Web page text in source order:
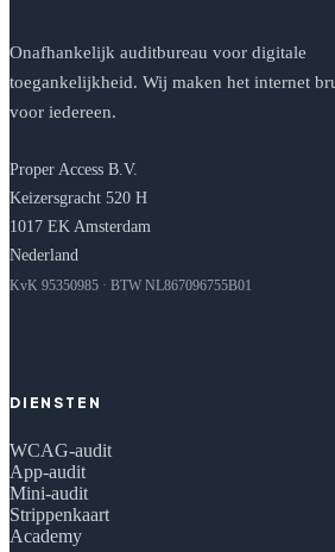
Onafhankelijk auditbureau voor digitale
toegankelijkheid. Wij maken het internet
voor iedereen.
Proper Access B.V.
Keizersgracht 520 H
1017 EK Amsterdam
Nederland
KvK 95350985 · BTW NL867096755B01
DIENSTEN
WCAG-audit
App-audit
Mini-audit
Strippenkaart
Academy